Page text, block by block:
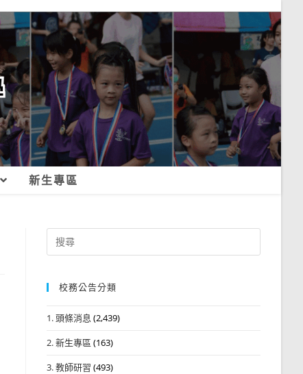
新生專區
Search
for:
校務公告分類
1. 頭條消息 (2,439)
2. 新生專區 (163)
3. 教師研習 (493)